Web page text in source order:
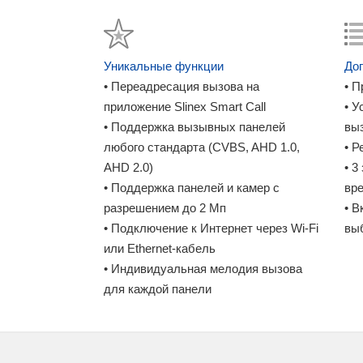
входящие вызовы и даже открывать двери с
смартфона, где установлено приложение
Интернет-соединения.
Система позволяет провести подключение
также двух аналоговых видеокамер. Обе
для камер нужен отдельный блок питания. В
запись при входящем вызове, таким образом,
приходил к вам, пока вас не было дома. В
видеозаписи в архиве с помощью ПК/
свою MP3 мелодию для каждой вызывной
Внешний вид устройства и дисплей
Видеодомофон SL‑07N Cloud как яркий
Уникальные функции
• Переадресация вызова на
приложение Slinex Smart Call
• Поддержка вызывных панелей
любого стандарта (CVBS, AHD 1.0,
AHD 2.0)
• Поддержка панелей и камер с
разрешением до 2 Мп
• Подключение к Интернет через Wi-Fi
или Ethernet-кабель
• Индивидуальная мелодия вызова
для каждой панели
•
•
•
• 3
•